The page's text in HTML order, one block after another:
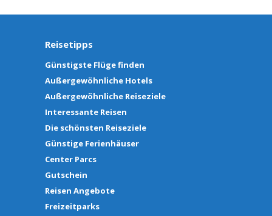
Reisetipps
Günstigste Flüge finden
Außergewöhnliche Hotels
Außergewöhnliche Reiseziele
Interessante Reisen
Die schönsten Reiseziele
Günstige Ferienhäuser
Center Parcs
Gutschein
Reisen Angebote
Freizeitparks